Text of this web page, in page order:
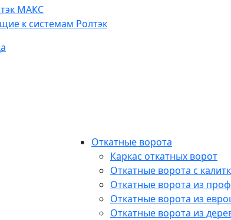
МАКС
к системам Ролтэк
Откатные ворота
Каркас откатных ворот
Откатные ворота с
Откатные ворота из
Откатные ворота из
Откатные ворота из